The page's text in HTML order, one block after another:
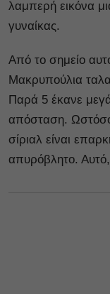
λαμπερή εικόνα
γυναίκας.
Από το σημείο
Μακρυπούλια
Παρά 5 έκανε
απόσταση.
σίριαλ είναι
απυρόβλητο.